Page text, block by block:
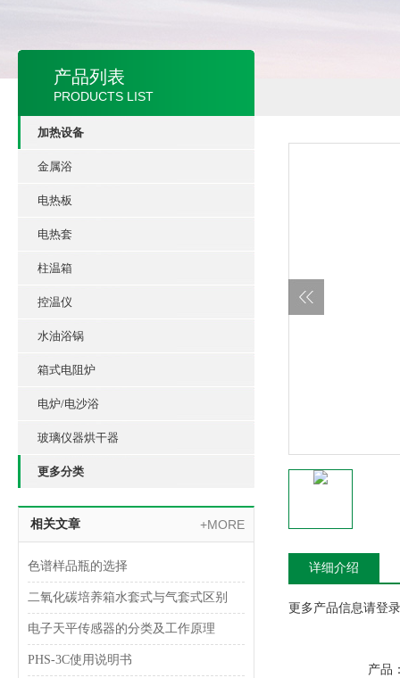
产品列表
PRODUCTS LIST
加热设备
金属浴
电热板
电热套
柱温箱
控温仪
水油浴锅
箱式电阻炉
电炉/电沙浴
玻璃仪器烘干器
更多分类
相关文章 +MORE
色谱样品瓶的选择
二氧化碳培养箱水套式与气套式区别
电子天平传感器的分类及工作原理
PHS-3C使用说明书
详细介绍
更多产品信息请登
产品